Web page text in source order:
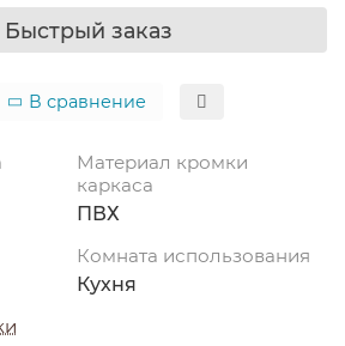
Быстрый заказ
В сравнение
Материал кромки
каркаса
ПВХ
Комната использования
Кухня